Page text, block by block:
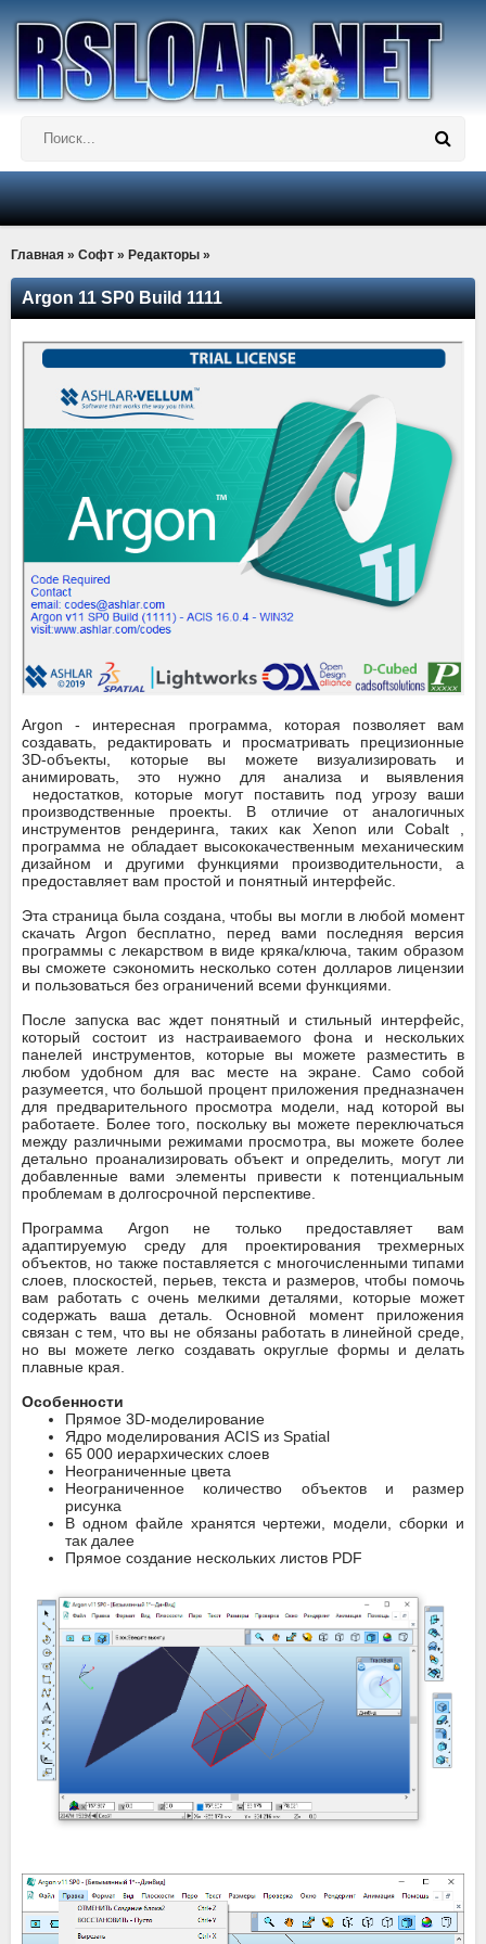
Главная » Софт » Редакторы »
Argon 11 SP0 Build 1111
Argon - интересная программа, которая позволяет вам
создавать, редактировать и просматривать прецизионные
3D-объекты, которые вы можете визуализировать и
анимировать, это нужно для анализа и выявления
недостатков, которые могут поставить под угрозу ваши
производственные проекты. В отличие от аналогичных
инструментов рендеринга, таких как Xenon или Cobalt ,
программа не обладает высококачественным механическим
дизайном и другими функциями производительности, а
предоставляет вам простой и понятный интерфейс.
Эта страница была создана, чтобы вы могли в любой момент
скачать Argon бесплатно, перед вами последняя версия
программы с лекарством в виде кряка/ключа, таким образом
вы сможете сэкономить несколько сотен долларов лицензии
и пользоваться без ограничений всеми функциями.
После запуска вас ждет понятный и стильный интерфейс,
который состоит из настраиваемого фона и нескольких
панелей инструментов, которые вы можете разместить в
любом удобном для вас месте на экране. Само собой
разумеется, что большой процент приложения предназначен
для предварительного просмотра модели, над которой вы
работаете. Более того, поскольку вы можете переключаться
между различными режимами просмотра, вы можете более
детально проанализировать объект и определить, могут ли
добавленные вами элементы привести к потенциальным
проблемам в долгосрочной перспективе.
Программа Argon не только предоставляет вам
адаптируемую среду для проектирования трехмерных
объектов, но также поставляется с многочисленными типами
слоев, плоскостей, перьев, текста и размеров, чтобы помочь
вам работать с очень мелкими деталями, которые может
содержать ваша деталь. Основной момент приложения
связан с тем, что вы не обязаны работать в линейной среде,
но вы можете легко создавать округлые формы и делать
плавные края.
Особенности
Прямое 3D-моделирование
Ядро моделирования ACIS из Spatial
65 000 иерархических слоев
Неограниченные цвета
Неограниченное количество объектов и размер
рисунка
В одном файле хранятся чертежи, модели, сборки и
так далее
Прямое создание нескольких листов PDF